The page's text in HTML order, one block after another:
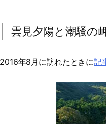
雲見夕陽と潮騒の
2016年8月に訪れたときに記